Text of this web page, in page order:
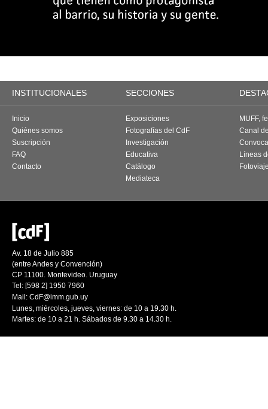
INSTITUCIONALES SECCIONES
Inicio
Quiénes somos
Suscripción
FAQ
Contacto
Exposiciones
Fotografías del CdF
Investigación
Educativa
Catálogo
Mediateca
MUFF,
Canal
Líneas
Av. 18 de Julio 885
(entre Andes y Convención)
CP 11100. Montevideo. Uruguay
Tel: [598 2] 1950 7960
Mail: CdF@imm.gub.uy
Lunes, miércoles, jueves, viernes: de 10 a 19.30 h.
Martes: de 10 a 21 h. Sábados de 9.30 a 14.30 h.